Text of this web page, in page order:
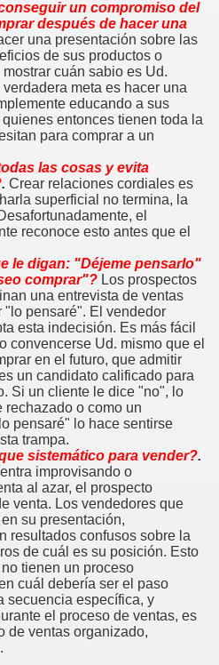
un compromiso del
después de hacer una
una presentación sobre las
de sus productos o
cuán sabio es Ud.
meta es hacer una
educando a sus
entonces tienen toda la
para comprar a un
las cosas y evita
. Crear relaciones cordiales es
superficial no termina, la
el
reconoce esto antes que el
le digan: "Déjeme pensarlo"
comprar"? Los prospectos
una entrevista de ventas
"lo pensaré". El vendedor
esta indecisión. Es más fácil
convencerse Ud. mismo que el
en el futuro, que admitir
un candidato calificado para
Si un cliente le dice "no", lo
rechazado o como un
pensaré" lo hace sentirse
trampa.
sistemático para vender?.
improvisando o
al azar, el prospecto
venta. Los vendedores que
su presentación,
resultados confusos sobre la
de cuál es su posición. Esto
tienen un proceso
cuál debería ser el paso
secuencia específica, y
el proceso de ventas, es
de ventas organizado,
trabajo.